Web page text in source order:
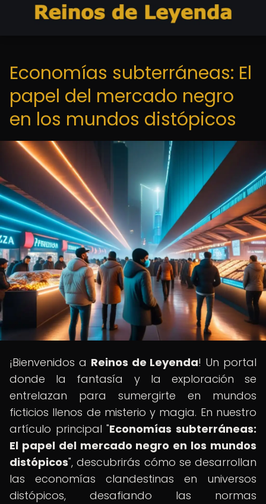
Economías subterráneas: El
papel del mercado negro
en los mundos distópicos
¡Bienvenidos a Reinos de Leyenda! Un portal
donde la fantasía y la exploración se
entrelazan para sumergirte en mundos
ficticios llenos de misterio y magia. En nuestro
artículo principal "Economías subterráneas:
El papel del mercado negro en los mundos
distópicos", descubrirás cómo se desarrollan
las economías clandestinas en universos
distópicos, desafiando las normas